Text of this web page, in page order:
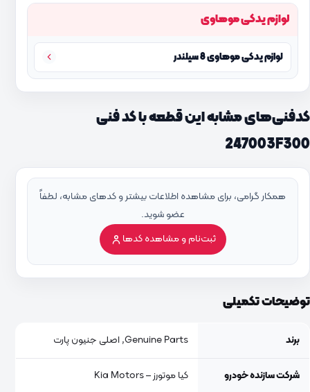
لوازم یدکی موهاوی
لوازم یدکی موهاوی 8 سیلندر
کدفنی‌های مشابه این قطعه با کد فنی
247003F300
همکار گرامی، برای مشاهده اطلاعات بیشتر و کدهای مشابه، لطفاً
عضو شوید.
ثبت‌نام و مشاهده کدها
توضیحات تکمیلی
برند Genuine Parts, اصلی جنیون پارت
شرکت سازنده خودرو کیا موتورز – Kia Motors